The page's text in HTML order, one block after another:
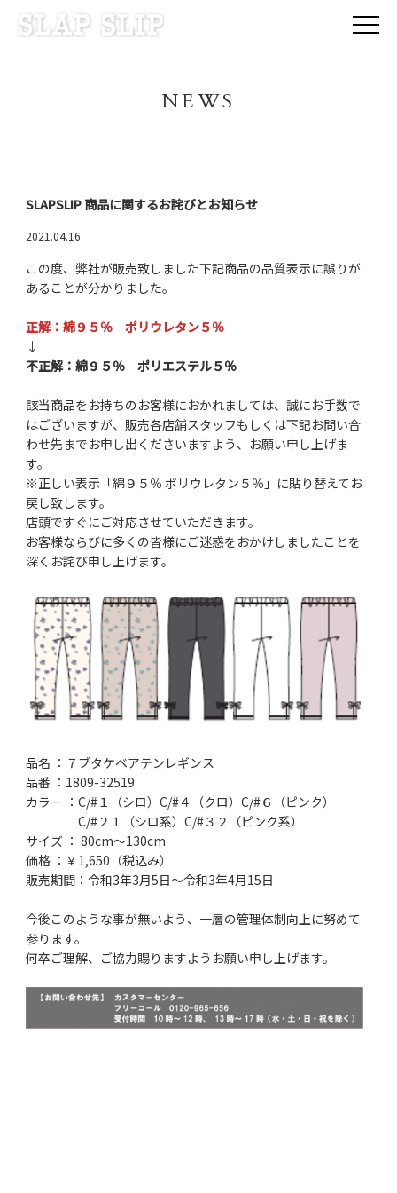
NEWS
SLAPSLIP 商品に関するお詫びとお知らせ
2021.04.16
この度、弊社が販売致しました下記商品の品質表示に誤りが
あることが分かりました。
正解：綿９５％ ポリウレタン５％
↓
不正解：綿９５％ ポリエステル５％
該当商品をお持ちのお客様におかれましては、誠にお手数で
はございますが、販売各店舗スタッフもしくは下記お問い合
わせ先までお申し出くださいますよう、お願い申し上げま
す。
※正しい表示「綿９５％ ポリウレタン５％」に貼り替えてお
戻し致します。
店頭ですぐにご対応させていただきます。
お客様ならびに多くの皆様にご迷惑をおかけしましたことを
深くお詫び申し上げます。
品名 ：７ブタケベアテンレギンス
品番 ：1809-32519
カラー ：C/#１（シロ）C/#４（クロ）C/#６（ピンク）
C/#２１（シロ系）C/#３２（ピンク系）
サイズ ： 80cm～130cm
価格 ：￥1,650（税込み）
販売期間：令和3年3月5日～令和3年4月15日
今後このような事が無いよう、一層の管理体制向上に努めて
参ります。
何卒ご理解、ご協力賜りますようお願い申し上げます。